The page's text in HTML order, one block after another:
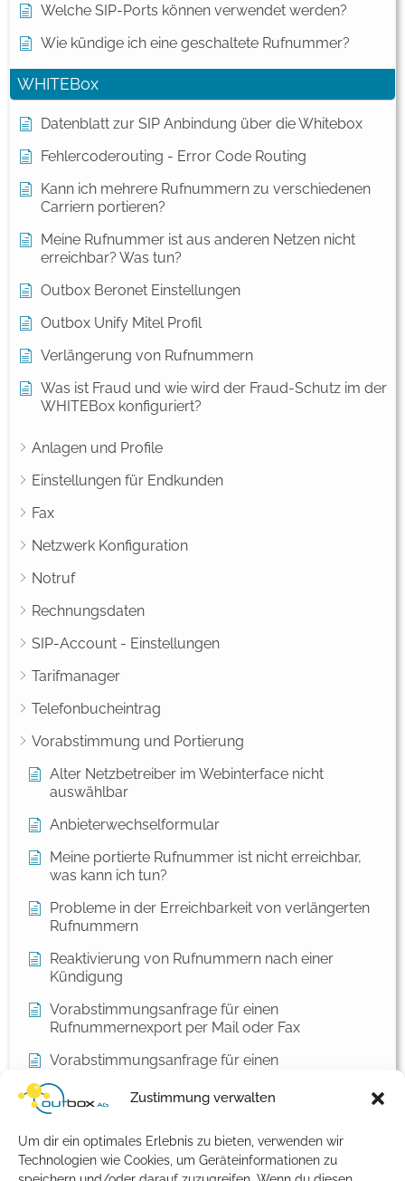
Zustimmung verwalten
Um dir ein optimales Erlebnis zu bieten, verwenden wir
Technologien wie Cookies, um Geräteinformationen zu
Welche SIP-Ports können verwendet werden?
Wie kündige ich eine geschaltete Rufnummer?
WHITEBox
Datenblatt zur SIP Anbindung über die Whitebox
Fehlercoderouting - Error Code Routing
Kann ich mehrere Rufnummern zu verschiedenen
Carriern portieren?
Meine Rufnummer ist aus anderen Netzen nicht
erreichbar? Was tun?
Outbox Beronet Einstellungen
Outbox Unify Mitel Profil
Verlängerung von Rufnummern
Was ist Fraud und wie wird der Fraud-Schutz im der
WHITEBox konfiguriert?
Anlagen und Profile
Einstellungen für Endkunden
Fax
Netzwerk Konfiguration
Notruf
Rechnungsdaten
SIP-Account - Einstellungen
Tarifmanager
Telefonbucheintrag
Vorabstimmung und Portierung
Alter Netzbetreiber im Webinterface nicht
auswählbar
Anbieterwechselformular
Meine portierte Rufnummer ist nicht erreichbar,
was kann ich tun?
Probleme in der Erreichbarkeit von verlängerten
Rufnummern
Reaktivierung von Rufnummern nach einer
Kündigung
Vorabstimmungsanfrage für einen
Rufnummernexport per Mail oder Fax
Vorabstimmungsanfrage für einen
Warum ist meine Rufnummer nach dem
WBCI & PDA erklärt